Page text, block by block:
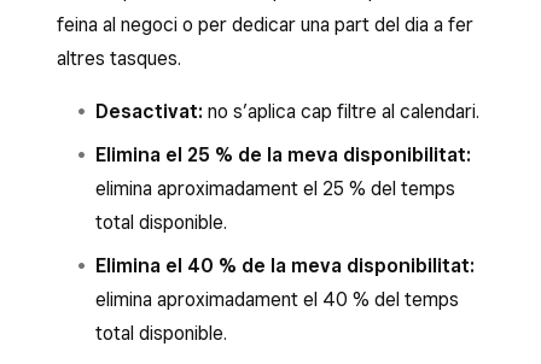
no vols que la informació sobre els empleats
s’inclogui en la cita.
feina al negoci o per dedicar una part del dia a fer
altres tasques.
Desactivat: no s’aplica cap filtre al calendari.
Elimina el 25 % de la meva disponibilitat:
elimina aproximadament el 25 % del temps
total disponible.
Elimina el 40 % de la meva disponibilitat:
elimina aproximadament el 40 % del temps
total disponible.